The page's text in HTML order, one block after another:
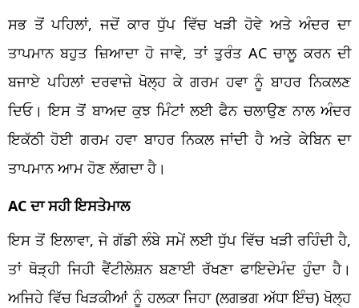
ਸਭ ਤੋਂ ਪਹਿਲਾਂ, ਜਦੋਂ ਕਾਰ ਧੁੱਪ ਵਿੱਚ ਖੜੀ ਹੋਵੇ ਅਤੇ ਅੰਦਰ ਦਾ
ਤਾਪਮਾਨ ਬਹੁਤ ਜ਼ਿਆਦਾ ਹੋ ਜਾਵੇ, ਤਾਂ ਤੁਰੰਤ AC ਚਾਲੂ ਕਰਨ ਦੀ
ਬਜਾਏ ਪਹਿਲਾਂ ਦਰਵਾਜ਼ੇ ਖੋਲ੍ਹ ਕੇ ਗਰਮ ਹਵਾ ਨੂੰ ਬਾਹਰ ਨਿਕਲਣ
ਦਿਓ। ਇਸ ਤੋਂ ਬਾਅਦ ਕੁਝ ਮਿੰਟਾਂ ਲਈ ਫੈਨ ਚਲਾਉਣ ਨਾਲ ਅੰਦਰ
ਇਕੱਠੀ ਹੋਈ ਗਰਮ ਹਵਾ ਬਾਹਰ ਨਿਕਲ ਜਾਂਦੀ ਹੈ ਅਤੇ ਕੇਬਿਨ ਦਾ
ਤਾਪਮਾਨ ਆਮ ਹੋਣ ਲੱਗਦਾ ਹੈ।
AC ਦਾ ਸਹੀ ਇਸਤੇਮਾਲ
ਇਸ ਤੋਂ ਇਲਾਵਾ, ਜੇ ਗੱਡੀ ਲੰਬੇ ਸਮੇਂ ਲਈ ਧੁੱਪ ਵਿੱਚ ਖੜੀ ਰਹਿੰਦੀ ਹੈ,
ਤਾਂ ਥੋੜ੍ਹੀ ਜਿਹੀ ਵੈਂਟੀਲੇਸ਼ਨ ਬਣਾਈ ਰੱਖਣਾ ਫਾਇਦੇਮੰਦ ਹੁੰਦਾ ਹੈ।
ਅਜਿਹੇ ਵਿੱਚ ਖਿੜਕੀਆਂ ਨੂੰ ਹਲਕਾ ਜਿਹਾ (ਲਗਭਗ ਅੱਧਾ ਇੰਚ) ਖੋਲ੍ਹ